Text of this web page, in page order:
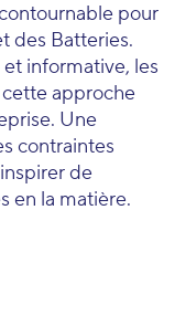
pour
des Batteries.
informative, les
approche
Une
contraintes
de
en la matière.